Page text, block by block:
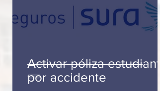
Activar póliza estudiantil
por accidente